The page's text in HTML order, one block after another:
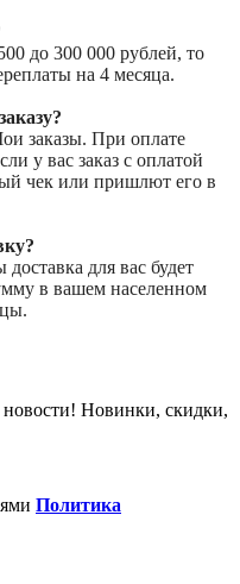
до 300 000 рублей, то
на 4 месяца.
заказы. При оплате
у вас заказ с оплатой
чек или пришлют его в
для вас будет
в вашем населенном
Новинки, скидки,
Политика